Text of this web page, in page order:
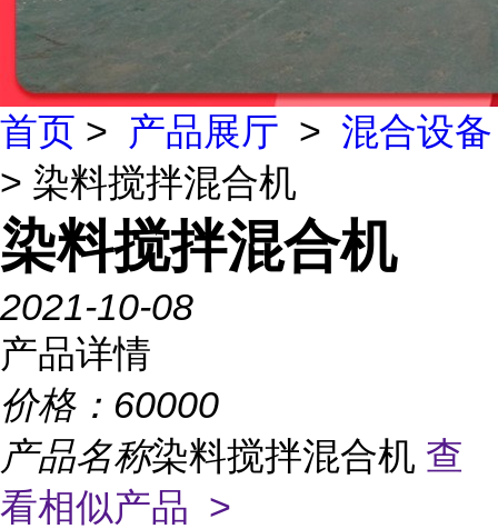
首页 > 产品展厅 > 混合设备
> 染料搅拌混合机
染料搅拌混合机
2021-10-08
产品详情
价格： 60000
产品名称染料搅拌混合机 查
看相似产品 >